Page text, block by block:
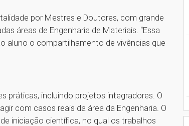
por Mestres e Doutores, com grande
áreas de Engenharia de Materiais. “Essa
aluno o compartilhamento de vivências que
práticas, incluindo projetos integradores. O
com casos reais da área da Engenharia. O
iniciação científica, no qual os trabalhos